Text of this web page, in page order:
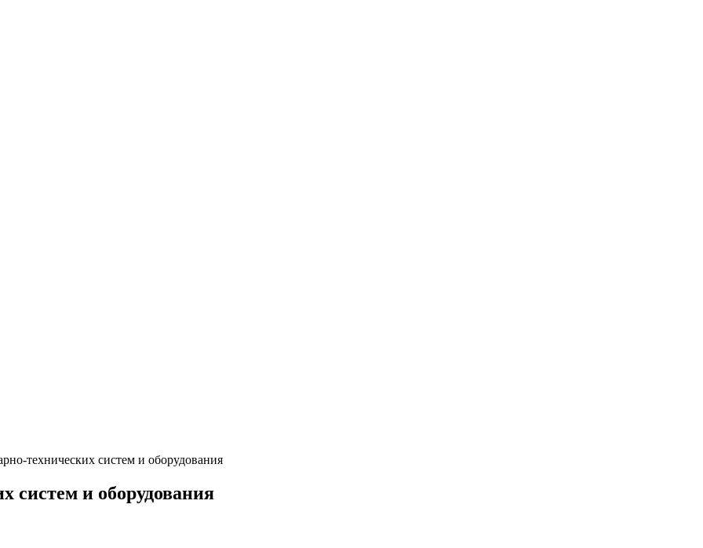
технических систем и оборудования
систем и оборудования